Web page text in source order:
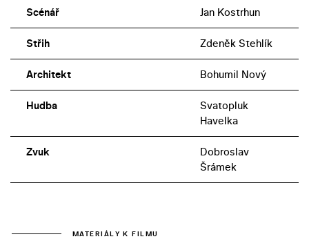
Scénář Jan Kostrhun
Střih Zdeněk Stehlík
Architekt Bohumil Nový
Hudba
Svatopluk
Havelka
Zvuk
Dobroslav
Šrámek
MATERIÁLY K FILMU